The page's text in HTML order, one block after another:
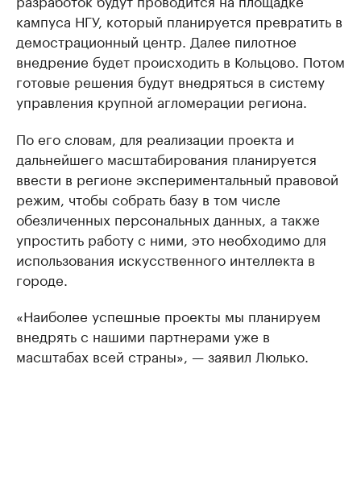
кампуса НГУ, который планируется превратить в
демострационный центр. Далее пилотное
внедрение будет происходить в Кольцово. Потом
готовые решения будут внедряться в систему
управления крупной агломерации региона.
По его словам, для реализации проекта и
дальнейшего масштабирования планируется
ввести в регионе экспериментальный правовой
режим, чтобы собрать базу в том числе
обезличенных персональных данных, а также
упростить работу с ними, это необходимо для
использования искусственного интеллекта в
городе.
«Наиболее успешные проекты мы планируем
внедрять с нашими партнерами уже в
масштабах всей страны», — заявил Люлько.